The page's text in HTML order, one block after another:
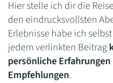
Hier stelle ich dir die
den eindrucksvollsten
Erlebnisse habe ich
jedem verlinkten Beitrag
persönliche
Empfehlungen.